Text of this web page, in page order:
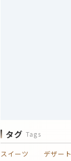
タグ Tags
スイーツ デザート